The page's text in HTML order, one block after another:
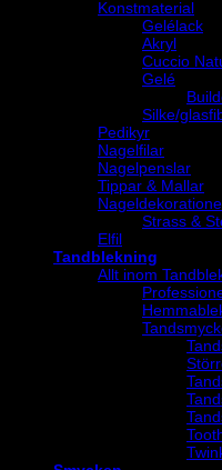
Konstmaterial
Gelélack
Akryl
Cuccio
Gelé
Silke/
Pedikyr
Nagelfilar
Nagelpenslar
Tippar & Mallar
Strass &
Elfil
Tandblekning
Allt inom